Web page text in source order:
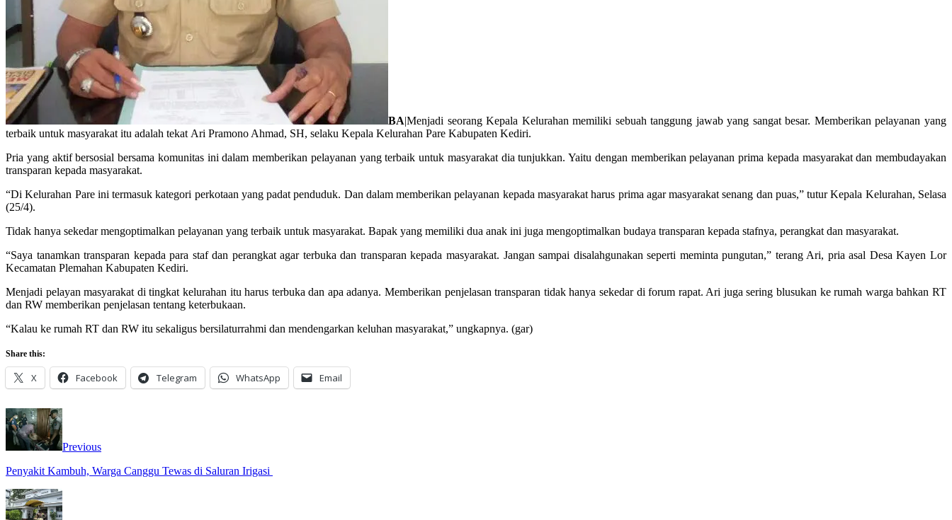
BA|Menjadi seorang Kepala Kelurahan memiliki sebuah tanggung jawab yang sangat besar. Memberikan pelayanan yang
terbaik untuk masyarakat itu adalah tekat Ari Pramono Ahmad, SH, selaku Kepala Kelurahan Pare Kabupaten Kediri.
Pria yang aktif bersosial bersama komunitas ini dalam memberikan pelayanan yang terbaik untuk masyarakat dia tunjukkan. Yaitu dengan memberikan pelayanan prima kepada masyarakat dan membudayakan
transparan kepada masyarakat.
“Di Kelurahan Pare ini termasuk kategori perkotaan yang padat penduduk. Dan dalam memberikan pelayanan kepada masyarakat harus prima agar masyarakat senang dan puas,” tutur Kepala Kelurahan, Selasa
(25/4).
Tidak hanya sekedar mengoptimalkan pelayanan yang terbaik untuk masyarakat. Bapak yang memiliki dua anak ini juga mengoptimalkan budaya transparan kepada stafnya, perangkat dan masyarakat.
“Saya tanamkan transparan kepada para staf dan perangkat agar terbuka dan transparan kepada masyarakat. Jangan sampai disalahgunakan seperti meminta pungutan,” terang Ari, pria asal Desa Kayen Lor
Kecamatan Plemahan Kabupaten Kediri.
Menjadi pelayan masyarakat di tingkat kelurahan itu harus terbuka dan apa adanya. Memberikan penjelasan transparan tidak hanya sekedar di forum rapat. Ari juga sering blusukan ke rumah warga bahkan RT
dan RW memberikan penjelasan tentang keterbukaan.
“Kalau ke rumah RT dan RW itu sekaligus bersilaturrahmi dan mendengarkan keluhan masyarakat,” ungkapnya. (gar)
Share this:
X Facebook Telegram WhatsApp Email
Previous
Penyakit Kambuh, Warga Canggu Tewas di Saluran Irigasi